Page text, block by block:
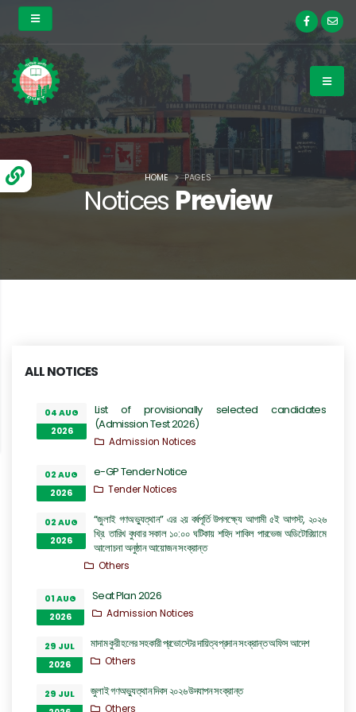
Notices Preview
HOME PAGES
ALL NOTICES
04 AUG
2026
List of provisionally selected candidates
(Admission Test 2026)
Admission Notices
02 AUG
2026
e-GP Tender Notice
Tender Notices
02 AUG
2026
“জুলাই গণঅভ্যুত্থান” এর ২য় বর্ষপূর্তি উপলক্ষ্যে আগামী ৫ই আগস্ট, ২০২৬
খ্রি. তারিখ বুধবার সকাল ১০:০০ ঘটিকায় শহিদ শাকিল পারভেজ অডিটোরিয়ামে
আলোচনা অনুষ্ঠান আয়োজন সংক্রান্ত
Others
01 AUG
2026
Seat Plan 2026
Admission Notices
29 JUL
2026
মাদাম কুরী হলের সহকারী প্রভোস্টের দায়িত্ব প্রদান সংক্রান্ত অফিস আদেশ
Others
29 JUL
জুলাই গণঅভ্যুত্থান দিবস ২০২৬ উদযাপন সংক্রান্ত
Others